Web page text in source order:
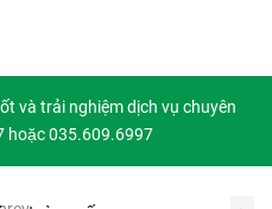
và trải nghiệm dịch vụ chuyên
hoặc 035.609.6997